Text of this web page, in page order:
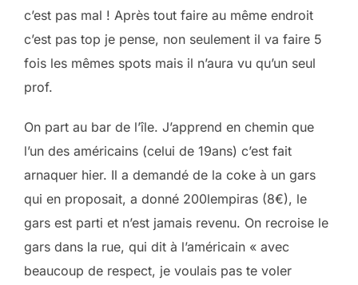
c’est pas mal ! Après tout faire au même endroit
c’est pas top je pense, non seulement il va faire 5
fois les mêmes spots mais il n’aura vu qu’un seul
prof.
On part au bar de l’île. J’apprend en chemin que
l’un des américains (celui de 19ans) c’est fait
arnaquer hier. Il a demandé de la coke à un gars
qui en proposait, a donné 200lempiras (8€), le
gars est parti et n’est jamais revenu. On recroise le
gars dans la rue, qui dit à l’américain « avec
beaucoup de respect, je voulais pas te voler